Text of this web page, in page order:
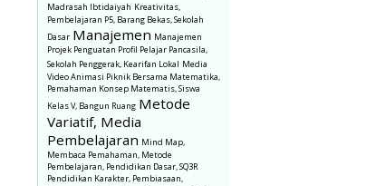
Madrasah Ibtidaiyah Kreativitas,
Pembelajaran P5, Barang Bekas, Sekolah
Dasar Manajemen Manajemen
Projek Penguatan Profil Pelajar Pancasila,
Sekolah Penggerak, Kearifan Lokal Media
Video Animasi Piknik Bersama Matematika,
Pemahaman Konsep Matematis, Siswa
Kelas V, Bangun Ruang Metode
Variatif, Media
Pembelajaran Mind Map,
Membaca Pemahaman, Metode
Pembelajaran, Pendidikan Dasar, SQ3R
Pendidikan Karakter, Pembiasaan,